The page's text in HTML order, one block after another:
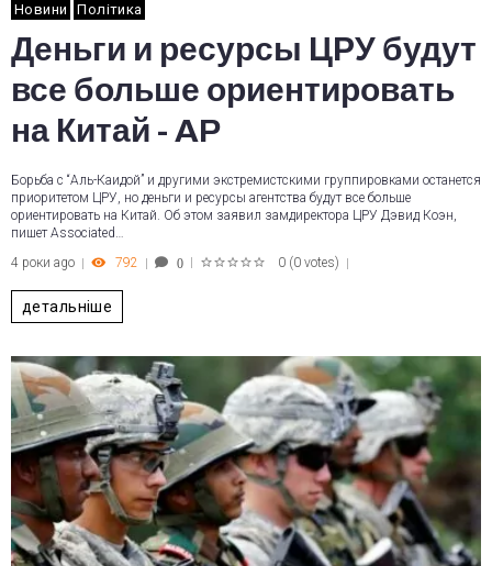
Новини Політика
Деньги и ресурсы ЦРУ будут
все больше ориентировать
на Китай - AP
Борьба с “Аль-Каидой” и другими экстремистскими группировками останется
приоритетом ЦРУ, но деньги и ресурсы агентства будут все больше
ориентировать на Китай. Об этом заявил замдиректора ЦРУ Дэвид Коэн,
пишет Associated…
4 роки ago
792 0 0 (0 votes)
детальніше